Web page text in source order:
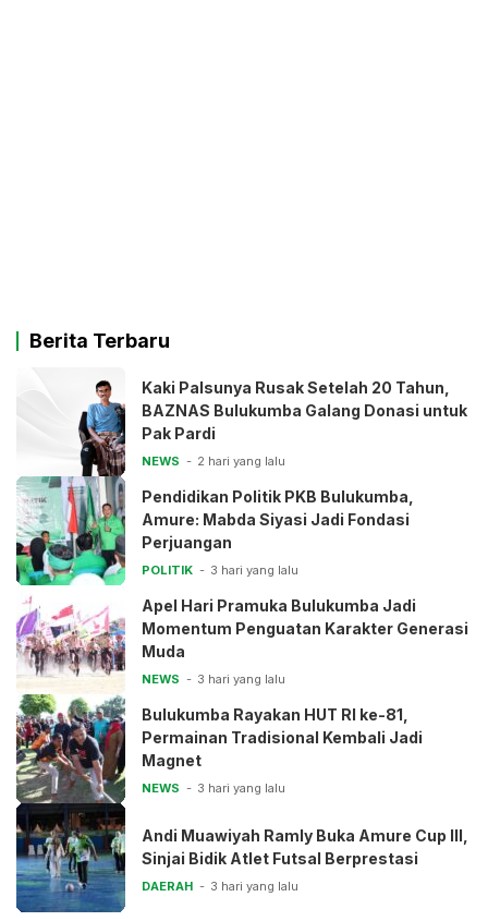
Berita Terbaru
Kaki Palsunya Rusak Setelah 20 Tahun,
BAZNAS Bulukumba Galang Donasi untuk
Pak Pardi
NEWS 2 hari yang lalu
Pendidikan Politik PKB Bulukumba,
Amure: Mabda Siyasi Jadi Fondasi
Perjuangan
POLITIK 3 hari yang lalu
Apel Hari Pramuka Bulukumba Jadi
Momentum Penguatan Karakter Generasi
Muda
NEWS 3 hari yang lalu
Bulukumba Rayakan HUT RI ke-81,
Permainan Tradisional Kembali Jadi
Magnet
NEWS 3 hari yang lalu
Andi Muawiyah Ramly Buka Amure Cup III,
Sinjai Bidik Atlet Futsal Berprestasi
DAERAH 3 hari yang lalu